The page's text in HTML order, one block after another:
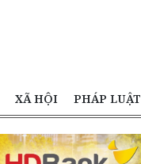
XÃ HỘI PHÁP LUẬT